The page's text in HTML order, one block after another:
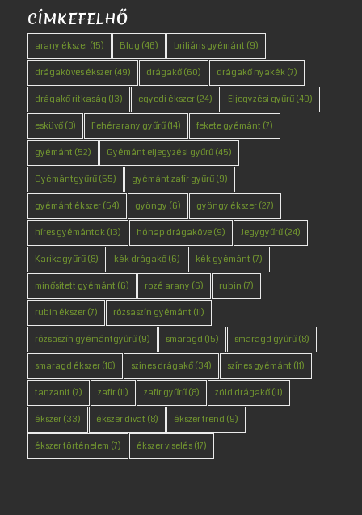
CÍMKEFELHŐ
arany ékszer(15) Blog (46) briliáns gyémánt (9)
drágaköves ékszer(49) drágakő(60) drágakő nyakék(7)
drágakő ritkaság (13) egyedi ékszer(24) Eljegyzési gyűrű(40)
esküvő(8) Fehérarany gyűrű(14) fekete gyémánt (7)
gyémánt (52) Gyémánt eljegyzési gyűrű(45)
Gyémántgyűrű(55) gyémánt zafír gyűrű(9)
gyémánt ékszer(54) gyöngy (6) gyöngy ékszer(27)
híres gyémántok(13) hónap drágaköve(9) Jegygyűrű(24)
Karikagyűrű(8) kék drágakő(6) kék gyémánt (7)
minősített gyémánt (6) rozé arany (6) rubin (7)
rubin ékszer(7) rózsaszín gyémánt (11)
rózsaszín gyémántgyűrű(9) smaragd (15) smaragd gyűrű(8)
smaragd ékszer(18) színes drágakő(34) színes gyémánt (11)
tanzanit (7) zafír(11) zafír gyűrű(8) zöld drágakő(11)
ékszer(33) ékszer divat (8) ékszer trend (9)
ékszer történelem (7) ékszer viselés(17)